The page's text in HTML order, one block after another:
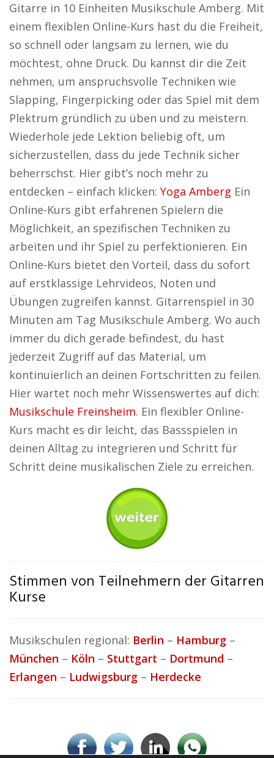
Gitarre in 10 Einheiten Musikschule Amberg. Mit
einem flexiblen Online-Kurs hast du die Freiheit,
so schnell oder langsam zu lernen, wie du
möchtest, ohne Druck. Du kannst dir die Zeit
nehmen, um anspruchsvolle Techniken wie
Slapping, Fingerpicking oder das Spiel mit dem
Plektrum gründlich zu üben und zu meistern.
Wiederhole jede Lektion beliebig oft, um
sicherzustellen, dass du jede Technik sicher
beherrschst. Hier gibt’s noch mehr zu
entdecken – einfach klicken: Yoga Amberg Ein
Online-Kurs gibt erfahrenen Spielern die
Möglichkeit, an spezifischen Techniken zu
arbeiten und ihr Spiel zu perfektionieren. Ein
Online-Kurs bietet den Vorteil, dass du sofort
auf erstklassige Lehrvideos, Noten und
Übungen zugreifen kannst. Gitarrenspiel in 30
Minuten am Tag Musikschule Amberg. Wo auch
immer du dich gerade befindest, du hast
jederzeit Zugriff auf das Material, um
kontinuierlich an deinen Fortschritten zu feilen.
Hier wartet noch mehr Wissenswertes auf dich:
Musikschule Freinsheim. Ein flexibler Online-
Kurs macht es dir leicht, das Bassspielen in
deinen Alltag zu integrieren und Schritt für
Schritt deine musikalischen Ziele zu erreichen.
Stimmen von Teilnehmern der Gitarren
Kurse
Musikschulen regional: Berlin – Hamburg –
München – Köln – Stuttgart – Dortmund –
Erlangen – Ludwigsburg – Herdecke